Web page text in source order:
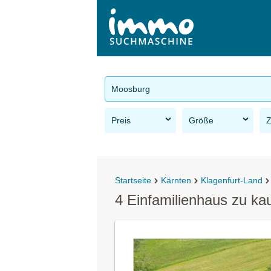
Moosburg
Preis Größe
Startseite Kärnten Klagenfurt-Land
4 Einfamilienhaus zu